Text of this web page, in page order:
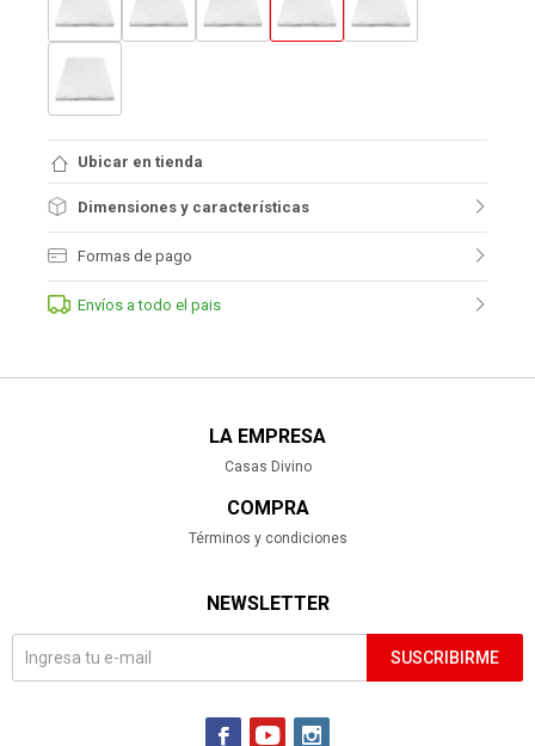
Ubicar en tienda
Dimensiones y características
Formas de pago
Envíos a todo el pais
LA EMPRESA
Casas Divino
COMPRA
Términos y condiciones
NEWSLETTER
SUSCRIBIRME
  